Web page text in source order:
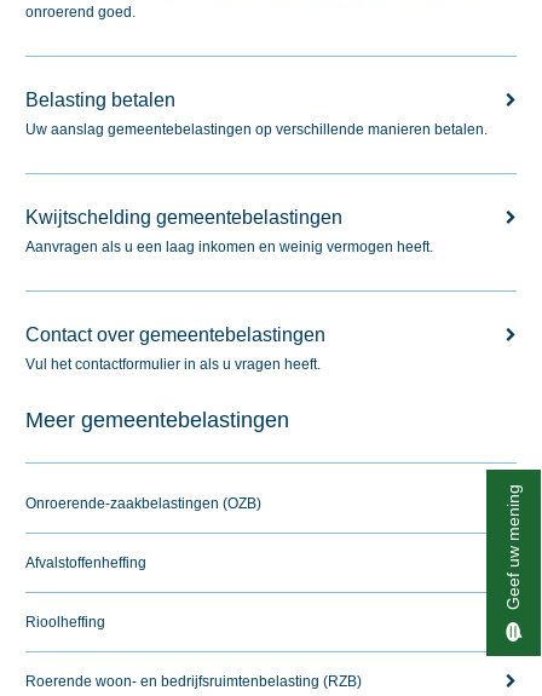
onroerend goed.
Belasting betalen
Uw aanslag gemeentebelastingen op verschillende manieren betalen.
Kwijtschelding gemeentebelastingen
Aanvragen als u een laag inkomen en weinig vermogen heeft.
Contact over gemeentebelastingen
Vul het contactformulier in als u vragen heeft.
Meer gemeentebelastingen
Onroerende-zaakbelastingen (OZB)
Afvalstoffenheffing
Rioolheffing
Roerende woon- en bedrijfsruimtenbelasting (RZB)
Geef uw mening